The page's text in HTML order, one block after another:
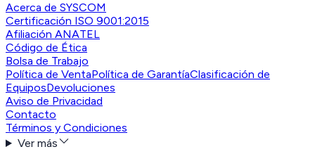
Acerca de SYSCOM
Certificación ISO 9001:2015
Afiliación ANATEL
Código de Ética
Bolsa de Trabajo
Política de VentaPolítica de GarantíaClasificación de
EquiposDevoluciones
Aviso de Privacidad
Contacto
Términos y Condiciones
Ver más